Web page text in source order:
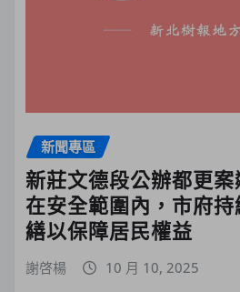
新聞專區
新莊文德段公辦都更
在安全範圍內，市府
繕以保障居民權益
謝啓楊 10 月 10, 2025